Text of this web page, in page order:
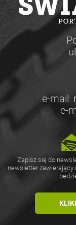
e-mail:
e-
Zapisz się do
newsletter zawierający